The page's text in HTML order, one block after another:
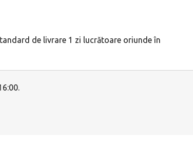
de livrare 1 zi lucrătoare oriunde în